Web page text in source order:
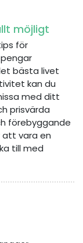
möjligt
för
bästa livet
kan du
med ditt
prisvärda
förebyggande
att vara en
till med